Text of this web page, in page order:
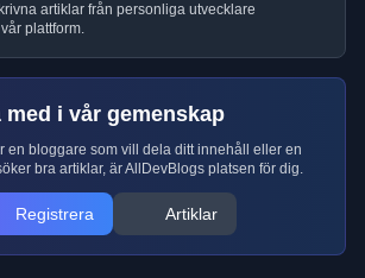
artiklar från personliga utvecklare
plattform.
med i vår gemenskap
en bloggare som vill dela ditt innehåll eller en
bra artiklar, är AllDevBlogs platsen för dig.
Registrera Artiklar